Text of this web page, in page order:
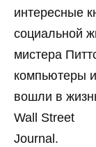
интересные
социальной
мистера
компьютеры
вошли в
Wall Street
Journal.